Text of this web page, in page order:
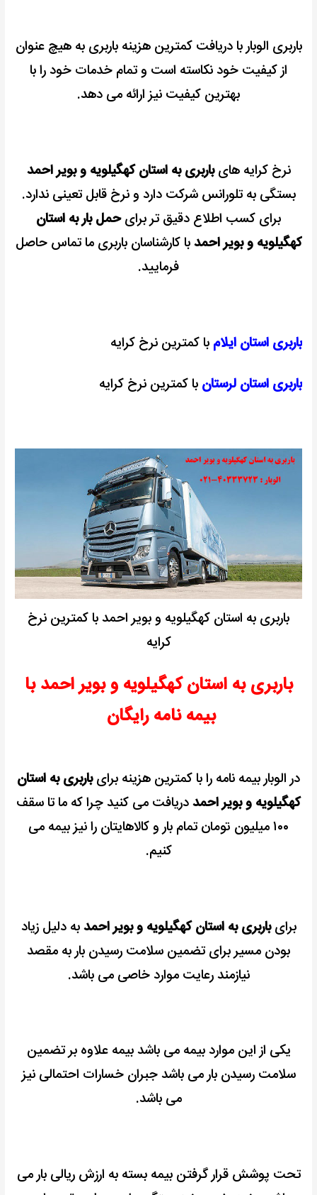
باربری الوبار با دریافت کمترین هزینه باربری به هیچ عنوان
از کیفیت خود نکاسته است و تمام خدمات خود را با
بهترین کیفیت نیز ارائه می دهد.
نرخ کرایه هایباربری به استان کهگیلویه و بویر احمد
بستگی به تلورانس شرکت دارد و نرخ قابل تعینی ندارد.
برای کسب اطلاع دقیق تر برایحمل بار به استان
کهگیلویه و بویر احمدبا کارشناسان باربری ما تماس حاصل
فرمایید.
باربری استان ایلام با کمترین نرخ کرایه
باربری استان لرستان با کمترین نرخ کرایه
باربری به استان کهگیلویه و بویر احمد با کمترین نرخ
کرایه
باربری به استان کهگیلویه و بویر احمد با
بیمه نامه رایگان
در الوبار بیمه نامه را با کمترین هزینه برایباربری به استان
کهگیلویه و بویر احمددریافت می کنید چرا که ما تا سقف
۱۰۰ میلیون تومان تمام بار و کالاهایتان را نیز بیمه می
کنیم.
برایباربری به استان کهگیلویه و بویر احمدبه دلیل زیاد
بودن مسیر برای تضمین سلامت رسیدن بار به مقصد
نیازمند رعایت موارد خاصی می باشد.
یکی از این موارد بیمه می باشد بیمه علاوه بر تضمین
سلامت رسیدن بار می باشد جبران خسارات احتمالی نیز
می باشد.
تحت پوشش قرار گرفتن بیمه بسته به ارزش ریالی بار می